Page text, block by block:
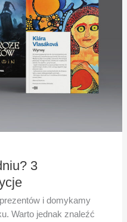
3
i domykamy
Warto jednak znaleźć